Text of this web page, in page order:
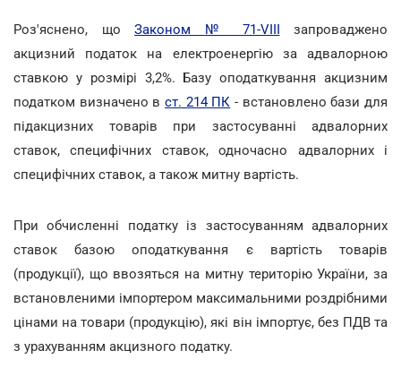
Роз'яснено, що Законом № 71-VIII запроваджено
акцизний податок на електроенергію за адвалорною
ставкою у розмірі 3,2%. Базу оподаткування акцизним
податком визначено в ст. 214 ПК - встановлено бази для
підакцизних товарів при застосуванні адвалорних
ставок, специфічних ставок, одночасно адвалорних і
специфічних ставок, а також митну вартість.
При обчисленні податку із застосуванням адвалорних
ставок базою оподаткування є вартість товарів
(продукції), що ввозяться на митну територію України, за
встановленими імпортером максимальними роздрібними
цінами на товари (продукцію), які він імпортує, без ПДВ та
з урахуванням акцизного податку.